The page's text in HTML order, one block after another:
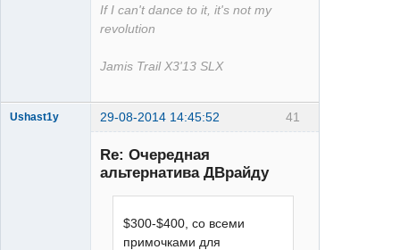
If I can't dance to it, it's not my
revolution
Jamis Trail X3'13 SLX
41
Ushast1y 29-08-2014 14:45:52
Re: Очередная
альтернатива ДВрайду
$300-$400, со всеми
примочками для